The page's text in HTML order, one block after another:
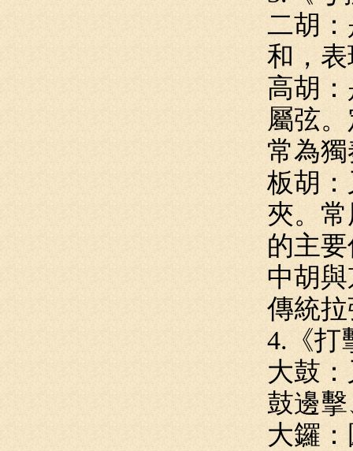
二胡
和，
高胡
屬弦
常為
板胡
夾。
的主
中胡
傳統
4.《打
大鼓
鼓邊
大鑼